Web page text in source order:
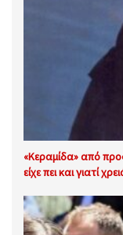
«Κεραμίδα» από
είχε πει και γιατί